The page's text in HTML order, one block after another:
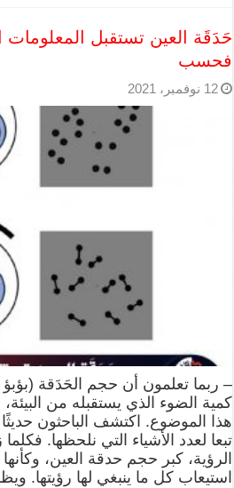
حَدَقَة العين تستقبل المعلومات
فحسب
12 نوفمبر، 2021
– ربما تعلمون أن حجم الحَدَقة (بؤبؤ
كمية الضوء الذي يستقبله من
هذا الموضوع. اكتشف الباحثون
تبعا لعدد الأشياء التي نلحظها.
الرؤية، كبر حجم حدقة العين،
استيعاب كل ما ينبغي لها رؤيتها.